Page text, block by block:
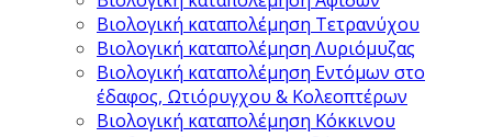
Βιολογική καταπολέμηση Τετρανύχου
Βιολογική καταπολέμηση Λυριόμυζας
Βιολογική καταπολέμηση Εντόμων στο
έδαφος, Ωτιόρυγχου & Κολεοπτέρων
Βιολογική καταπολέμηση Κόκκινου